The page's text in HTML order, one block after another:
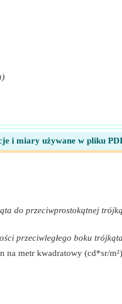
i miary używane w pliku
do przeciwprostokątnej
przeciwległego boku
na metr kwadratowy (cd*sr/m²)